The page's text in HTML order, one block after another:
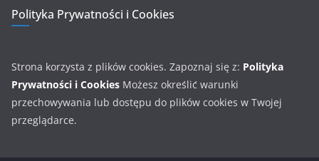
Polityka Prywatności i Cookies
Strona korzysta z plików cookies. Zapoznaj się z: Polityka
Prywatności i Cookies Możesz określić warunki
przechowywania lub dostępu do plików cookies w Twojej
przeglądarce.